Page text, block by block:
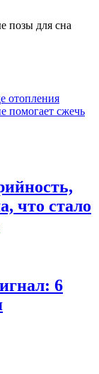
позы для сна
отопления
помогает сжечь
что стало
6